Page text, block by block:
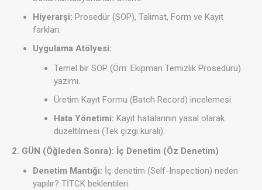
Hiyerarşi: Prosedür (SOP), Talimat, Form ve Kayıt
farkları.
Uygulama Atölyesi:
Temel bir SOP (Örn: Ekipman Temizlik Prosedürü)
yazımı.
Üretim Kayıt Formu (Batch Record) incelemesi.
Hata Yönetimi: Kayıt hatalarının yasal olarak
düzeltilmesi (Tek çizgi kuralı).
2. GÜN (Öğleden Sonra): İç Denetim (Öz Denetim)
Denetim Mantığı: İç denetim (Self-Inspection) neden
yapılır? TİTCK beklentileri.